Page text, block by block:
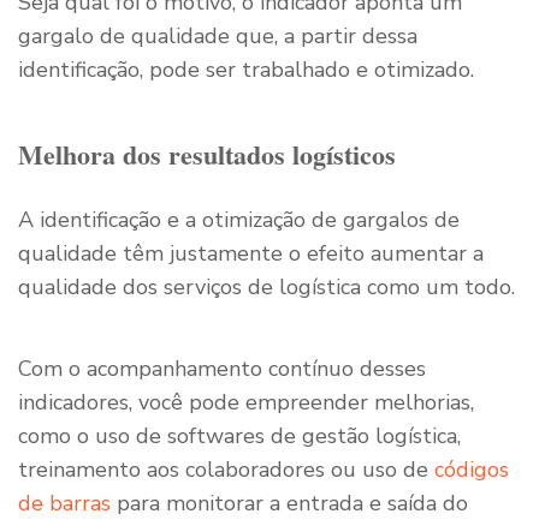
gargalo de qualidade que, a partir dessa
identificação, pode ser trabalhado e otimizado.
Melhora dos resultados logísticos
A identificação e a otimização de gargalos de
qualidade têm justamente o efeito aumentar a
qualidade dos serviços de logística como um todo.
Com o acompanhamento contínuo desses
indicadores, você pode empreender melhorias,
como o uso de softwares de gestão logística,
treinamento aos colaboradores ou uso de códigos
de barras para monitorar a entrada e saída do